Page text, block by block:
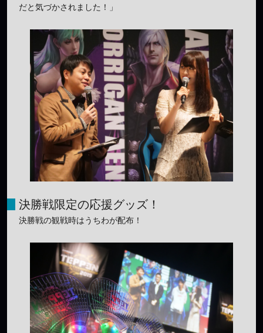
だと気づかされました！」
決勝戦限定の応援グッズ！
決勝戦の観戦時はうちわが配布！